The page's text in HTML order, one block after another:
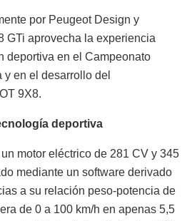
por Peugeot Design y
GTi aprovecha la experiencia
deportiva en el Campeonato
en el desarrollo del
9X8.
deportiva
motor eléctrico de 281 CV y 345
mediante un software derivado
a su relación peso-potencia de
de 0 a 100 km/h en apenas 5,5